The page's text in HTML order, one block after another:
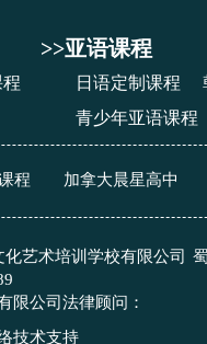
程 加拿大晨星高中
艺术培训学校有限公司
限公司法律顾问：
技术支持
日语定制课程
青少年亚语课程
>>亚语课程